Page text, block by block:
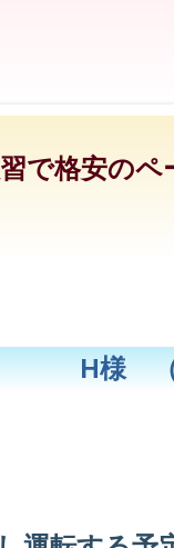
で格安の
H様